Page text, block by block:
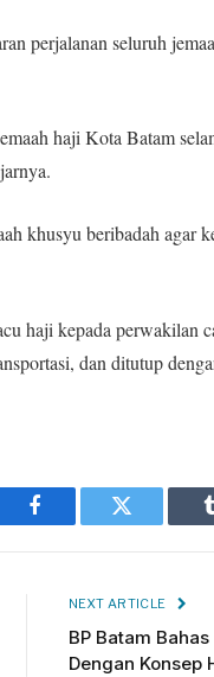
perjalanan seluruh
haji Kota Batam
khusyu beribadah agar
haji kepada perwakilan
dan ditutup
Facebook Twitter
NEXT ARTICLE
BP Batam
Dengan Konsep